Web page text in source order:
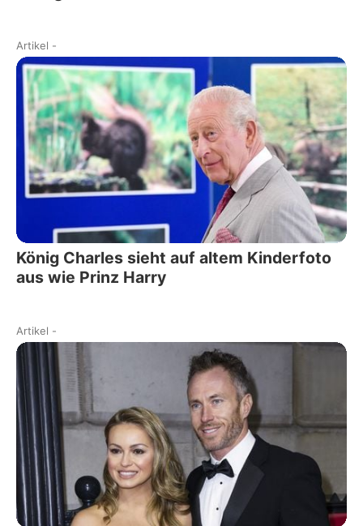
Artikel -
König Charles sieht auf altem Kinderfoto
aus wie Prinz Harry
Artikel -